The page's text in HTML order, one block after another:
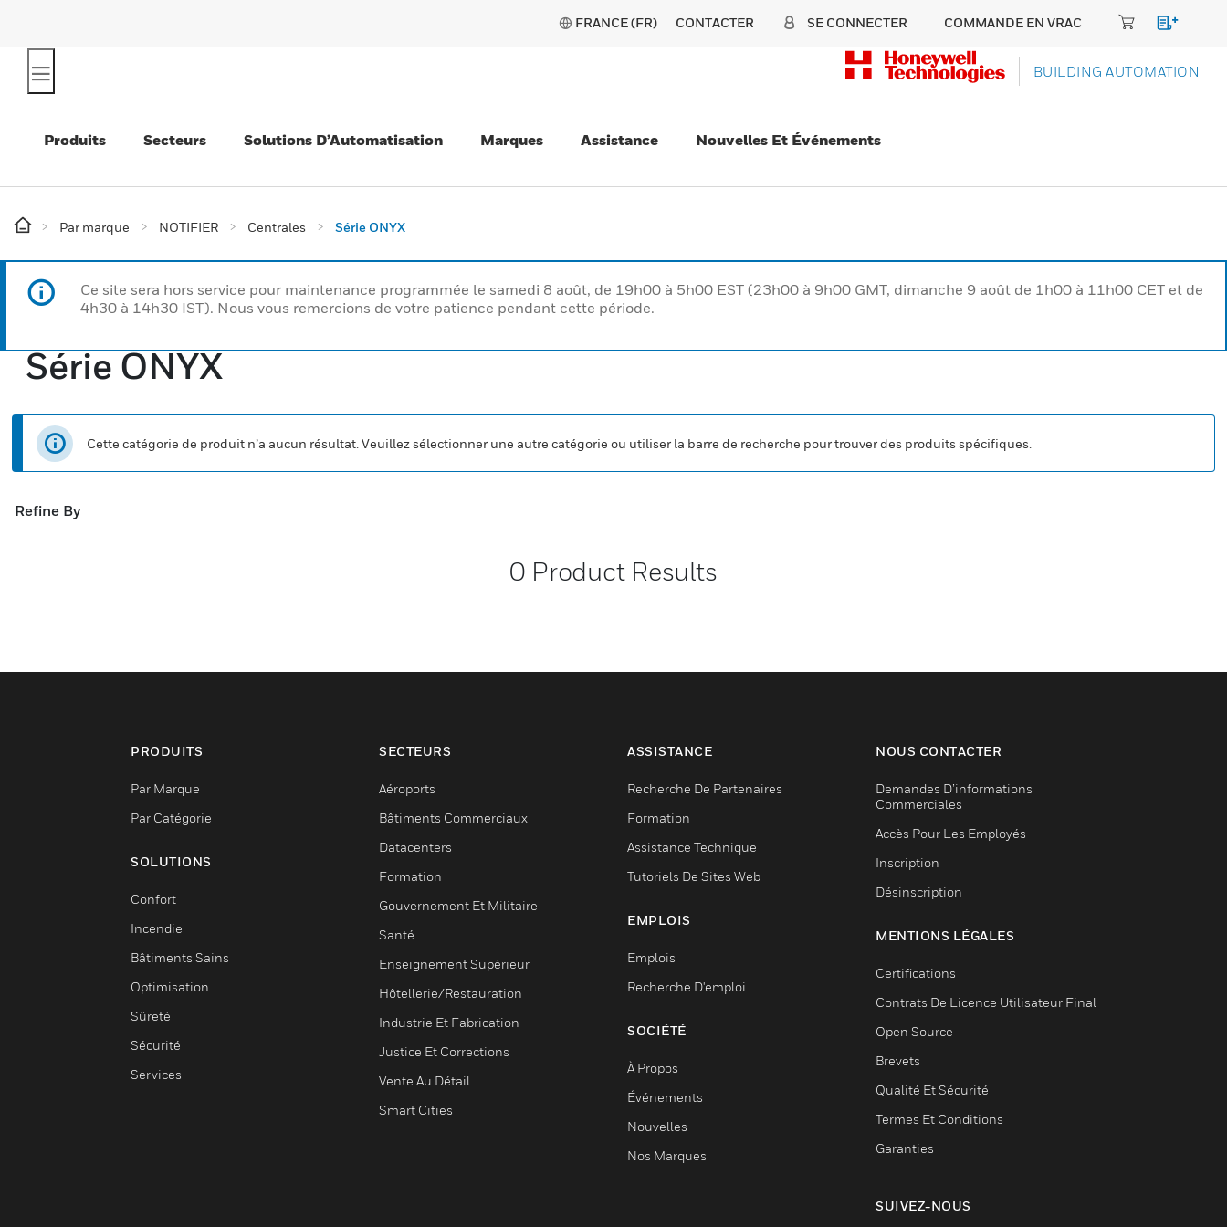
FRANCE (FR) CONTACTER SE CONNECTER COMMANDE EN VRAC
BUILDING AUTOMATION
Produits Secteurs Solutions D’Automatisation Marques Assistance Nouvelles Et Événements
Par marque NOTIFIER Centrales Série ONYX
Ce site sera hors service pour maintenance programmée le samedi 8 août, de 19h00 à 5h00 EST (23h00 à 9h00 GMT, dimanche 9 août de 1h00 à 11h00 CET et de
4h30 à 14h30 IST). Nous vous remercions de votre patience pendant cette période.
Série ONYX
Cette catégorie de produit n’a aucun résultat. Veuillez sélectionner une autre catégorie ou utiliser la barre de recherche pour trouver des produits spécifiques.
Refine By
0 Product Results
PRODUITS
Par Marque
Par Catégorie
SOLUTIONS
Confort
Incendie
Bâtiments Sains
Optimisation
Sûreté
Sécurité
Services
SECTEURS
Aéroports
Bâtiments Commerciaux
Datacenters
Formation
Gouvernement Et Militaire
Santé
Enseignement Supérieur
Hôtellerie/Restauration
Industrie Et Fabrication
Justice Et Corrections
Vente Au Détail
Smart Cities
ASSISTANCE
Recherche De Partenaires
Formation
Assistance Technique
Tutoriels De Sites Web
EMPLOIS
Emplois
Recherche D'emploi
SOCIÉTÉ
À Propos
Événements
Nouvelles
Nos Marques
NOUS CONTACTER
Demandes D’informations
Commerciales
Accès Pour Les Employés
Inscription
Désinscription
MENTIONS LÉGALES
Certifications
Contrats De Licence Utilisateur Final
Open Source
Brevets
Qualité Et Sécurité
Termes Et Conditions
Garanties
SUIVEZ-NOUS